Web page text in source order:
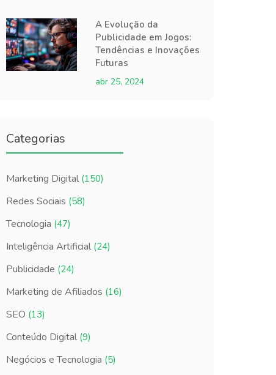
A Evolução da
Publicidade em Jogos:
Tendências e Inovações
Futuras
abr 25, 2024
Categorias
Marketing Digital (150)
Redes Sociais (58)
Tecnologia (47)
Inteligência Artificial (24)
Publicidade (24)
Marketing de Afiliados (16)
SEO (13)
Conteúdo Digital (9)
Negócios e Tecnologia (5)